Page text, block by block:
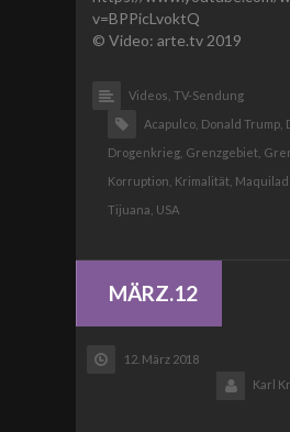
v=BPPicLvoktQ
© Video: arte.tv 2019
Videos, TV-Sendung
Acapulco, Donald Trump,
Drogenkrieg, Grenzgebiet,
Korruption, Krimalität,
Tijuana, USA
MÄRZ.12
12. März 2018
Karl